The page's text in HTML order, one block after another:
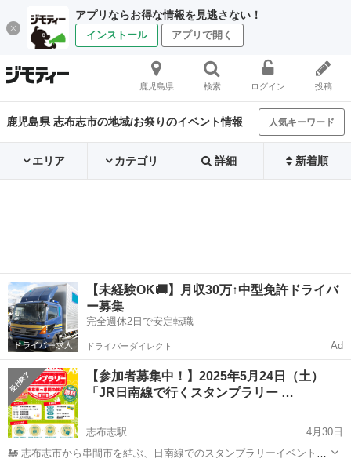
アプリならお得な情報を見逃さない！
インストール アプリで開く
鹿児島県 検索 ログイン 投稿
鹿児島県 志布志市の地域/お祭りのイベント情報 人気キーワード
エリア カテゴリ 詳細 新着順
【未経験OK🚚】月収30万↑中型免許ドライバ
ー募集
完全週休2日で安定転職
ドライバーダイレクト Ad
【参加者募集中！】2025年5月24日（土）
「JR日南線で行くスタンプラリー …
志布志駅
4月30日
🚂 志布志市から串間市を結ぶ、日南線でのスタンプラリーイベントで